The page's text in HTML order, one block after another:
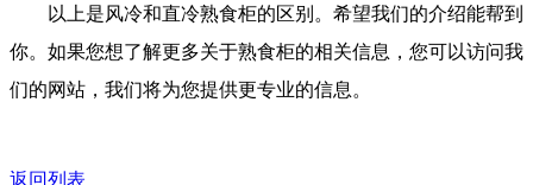
以上是风冷和直冷熟食柜的区别。希望我们的介绍能帮到
你。如果您想了解更多关于熟食柜的相关信息，您可以访问我
们的网站，我们将为您提供更专业的信息。
返回列表